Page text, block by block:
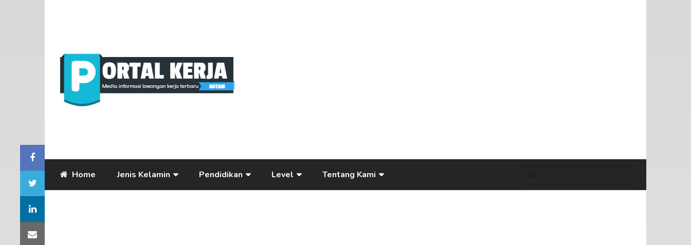
Home Jenis Kelamin Pendidikan Level Tentang Kami